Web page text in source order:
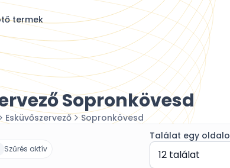
termek
Sopronkövesd
Esküvőszervező Sopronkövesd
Szűrés aktív
Találat egy
12 találat